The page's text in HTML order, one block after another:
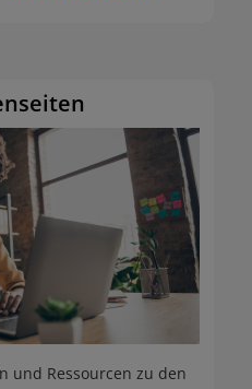
und Ressourcen zu den